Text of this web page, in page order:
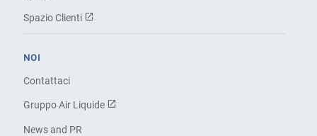
Spazio Clienti
NOI
Contattaci
Gruppo Air Liquide
News and PR